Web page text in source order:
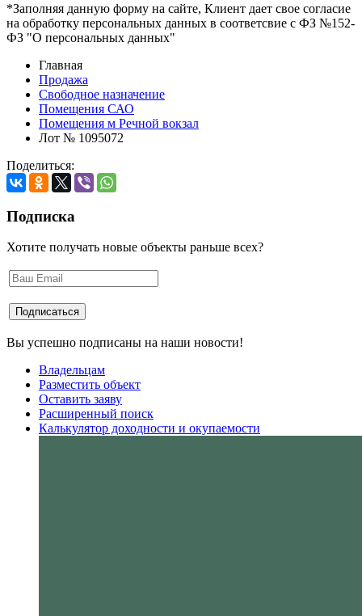
*Заполняя данную форму на сайте, Клиент дает свое согласие
на обработку персональных данных в соответсвие с ФЗ №152-
ФЗ "О персональных данных"
Главная
Продажа
Свободное назначение
Помещения САО
Помещения м Речной вокзал
Лот № 1095072
Поделиться:
Подписка
Хотите получать новые объекты раньше всех?
Вы успешно подписаны на наши новости!
Владельцам
Разместить объект
Оставить заяву
Расширенный поиск
Калькулятор доходности и окупаемости